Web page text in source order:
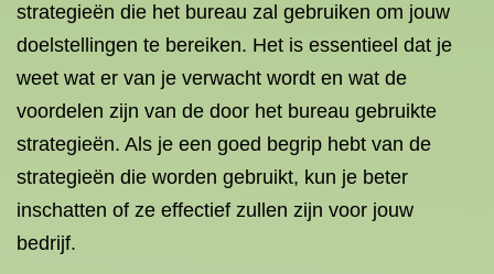
strategieën die het bureau zal gebruiken om jouw
doelstellingen te bereiken. Het is essentieel dat je
weet wat er van je verwacht wordt en wat de
voordelen zijn van de door het bureau gebruikte
strategieën. Als je een goed begrip hebt van de
strategieën die worden gebruikt, kun je beter
inschatten of ze effectief zullen zijn voor jouw
bedrijf.